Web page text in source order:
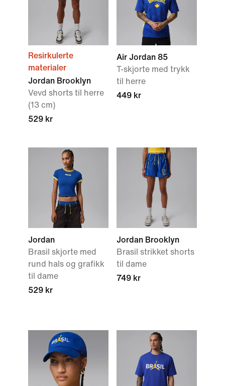
Resirkulerte
materialer
Jordan Brooklyn
Vevd shorts til herre
(13 cm)
529 kr
Air Jordan 85
T-skjorte med trykk
til herre
449 kr
Jordan
Brasil skjorte med
rund hals og grafikk
til dame
529 kr
Jordan Brooklyn
Brasil strikket shorts
til dame
749 kr